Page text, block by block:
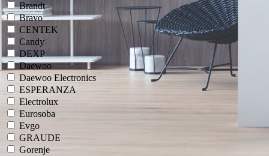
Brandt
Bravo
CENTEK
Candy
DEXP
Daewoo
Daewoo Electronics
ESPERANZA
Electrolux
Eurosoba
Evgo
GRAUDE
Gorenje